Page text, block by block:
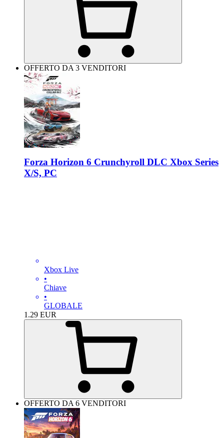
OFFERTO DA 3 VENDITORI
Forza Horizon 6 Crunchyroll DLC Xbox Series
X/S, PC
Xbox Live
•
Chiave
•
GLOBALE
1.29 EUR
OFFERTO DA 6 VENDITORI